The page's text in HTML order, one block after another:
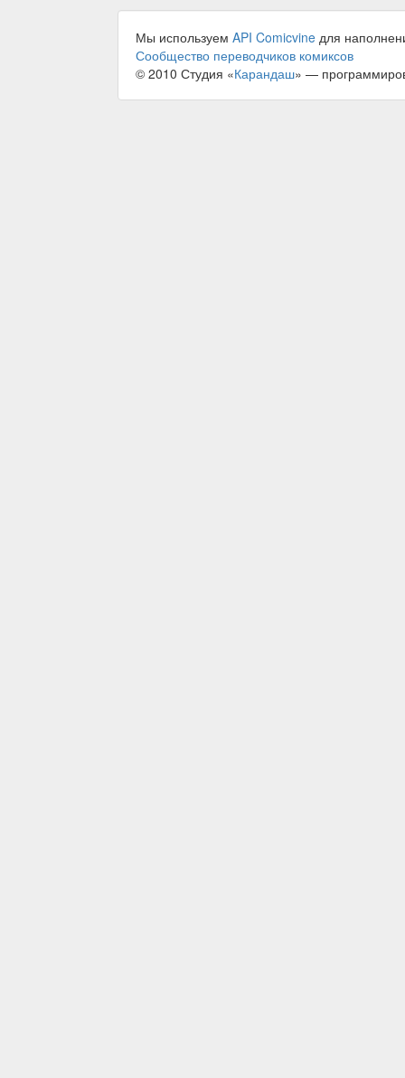
Мы используем API Comicvine для
Сообщество переводчиков комиксов
© 2010 Студия «Карандаш» —